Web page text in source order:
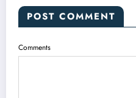
POST COMMENT
Comments